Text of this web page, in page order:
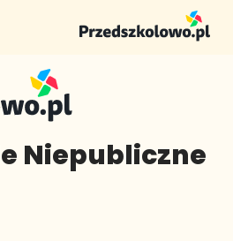
Niepubliczne